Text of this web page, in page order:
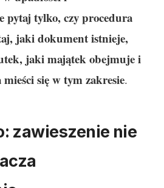
pytaj tylko, czy procedura
jaki dokument istnieje,
jaki majątek obejmuje i
się w tym zakresie.
zawieszenie nie